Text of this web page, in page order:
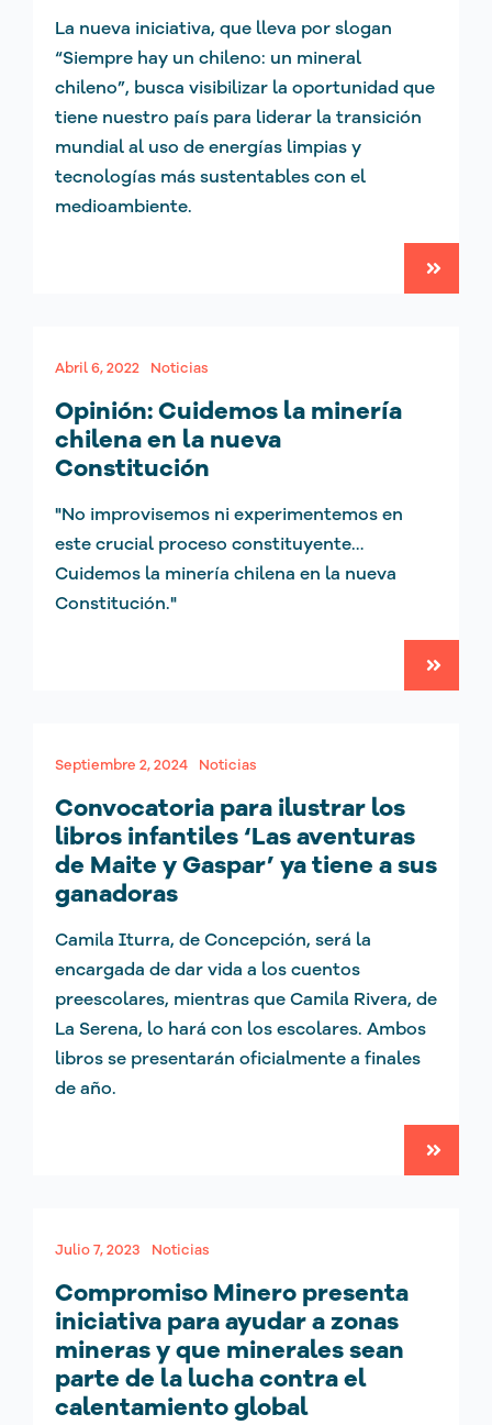
La nueva iniciativa, que lleva por slogan
“Siempre hay un chileno: un mineral
chileno”, busca visibilizar la oportunidad que
tiene nuestro país para liderar la transición
mundial al uso de energías limpias y
tecnologías más sustentables con el
medioambiente.
Abril 6, 2022 Noticias
Opinión: Cuidemos la minería
chilena en la nueva
Constitución
"No improvisemos ni experimentemos en
este crucial proceso constituyente…
Cuidemos la minería chilena en la nueva
Constitución."
Septiembre 2, 2024 Noticias
Convocatoria para ilustrar los
libros infantiles ‘Las aventuras
de Maite y Gaspar’ ya tiene a sus
ganadoras
Camila Iturra, de Concepción, será la
encargada de dar vida a los cuentos
preescolares, mientras que Camila Rivera, de
La Serena, lo hará con los escolares. Ambos
libros se presentarán oficialmente a finales
de año.
Julio 7, 2023 Noticias
Compromiso Minero presenta
iniciativa para ayudar a zonas
mineras y que minerales sean
parte de la lucha contra el
calentamiento global